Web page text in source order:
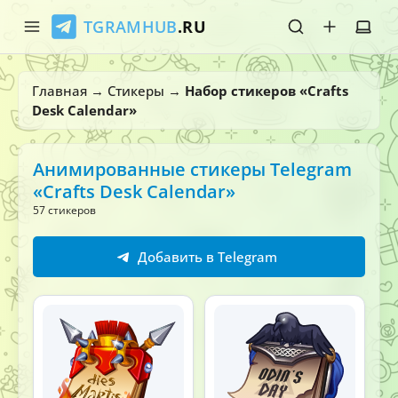
TGRAMHUB.RU
Главная
Стикеры
Боты
О нас
Главная → Стикеры → Набор стикеров «Crafts
Desk Calendar»
Анимированные стикеры Telegram
«Crafts Desk Calendar»
57 стикеров
Добавить в Telegram